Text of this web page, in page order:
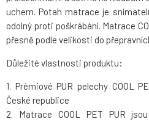
uchem. Potah matrace je
odolný proti poškrábání. Matrace
přesně podle velikosti do
Důležité vlastnosti produktu:
1. Prémiové PUR pelechy COOL
České republice
2. Matrace COOL PET PUR